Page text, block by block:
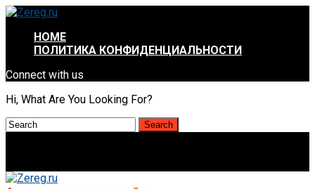
HOME
ПОЛИТИКА КОНФИДЕНЦИАЛЬНОСТИ
Connect with us
Hi, What Are You Looking For?